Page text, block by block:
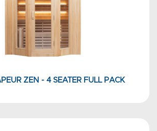
ZEN - 4 SEATER FULL PACK